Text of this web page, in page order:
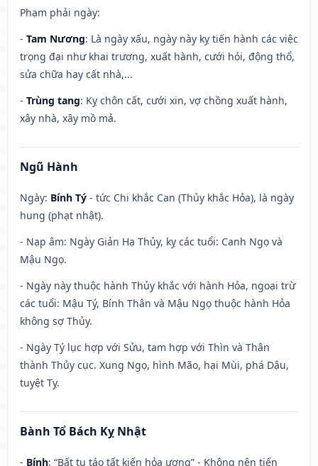
Phạm phải ngày:
- Tam Nương: Là ngày xấu, ngày này kỵ tiến hành các việc
trọng đại như khai trương, xuất hành, cưới hỏi, động thổ,
sửa chữa hay cất nhà,...
- Trùng tang: Kỵ chôn cất, cưới xin, vợ chồng xuất hành,
xây nhà, xây mồ mả.
Ngũ Hành
Ngày: Bính Tý - tức Chi khắc Can (Thủy khắc Hỏa), là ngày
hung (phạt nhật).
- Nạp âm: Ngày Giản Hạ Thủy, kỵ các tuổi: Canh Ngọ và
Mậu Ngọ.
- Ngày này thuộc hành Thủy khắc với hành Hỏa, ngoại trừ
các tuổi: Mậu Tý, Bính Thân và Mậu Ngọ thuộc hành Hỏa
không sợ Thủy.
- Ngày Tý lục hợp với Sửu, tam hợp với Thìn và Thân
thành Thủy cục. Xung Ngọ, hình Mão, hại Mùi, phá Dậu,
tuyệt Tỵ.
Bành Tổ Bách Kỵ Nhật
- Bính: “Bất tu táo tất kiến hỏa ương” - Không nên tiến